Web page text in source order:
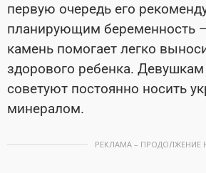
первую очередь его
планирующим беременность
камень помогает легко
здорового ребенка.
советуют постоянно носить
минералом.
РЕКЛАМА – ПРОДОЛЖЕНИЕ